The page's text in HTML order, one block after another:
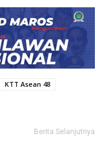
KTT Asean 48
Berita Selanjutnya